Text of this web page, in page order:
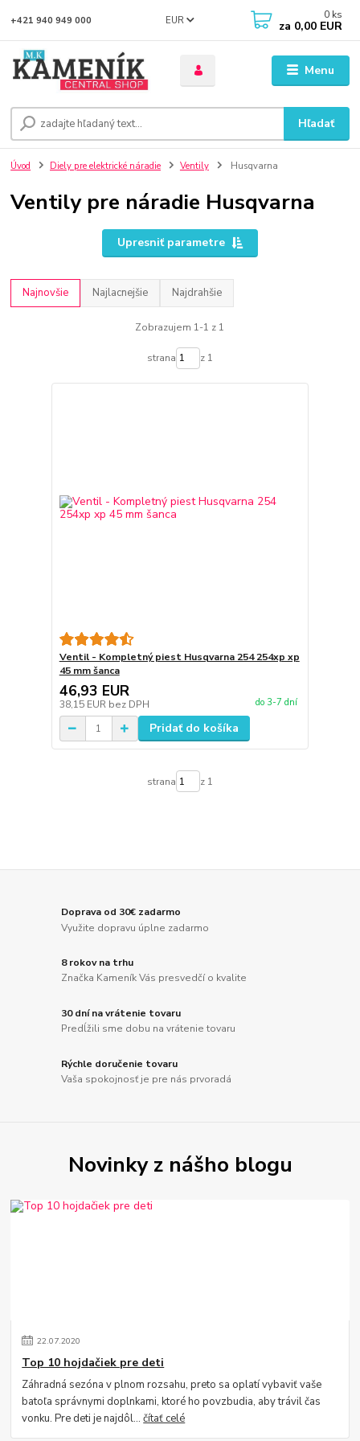
Menu
EUR
Hľadať
+421 940 949 000 0 ks
za 0,00 EUR
Úvod Diely pre elektrické náradie Ventily Husqvarna
Ventily pre náradie Husqvarna
Upresniť parametre
Najnovšie Najlacnejšie Najdrahšie
Zobrazujem 1-1 z 1
strana z 1
Ventil - Kompletný piest Husqvarna 254 254xp xp
45 mm šanca
46,93 EUR
38,15 EUR bez DPH do 3-7 dní
Pridať do košíka
strana z 1
Doprava od 30€ zadarmo
Využite dopravu úplne zadarmo
8 rokov na trhu
Značka Kameník Vás presvedčí o kvalite
30 dní na vrátenie tovaru
Predĺžili sme dobu na vrátenie tovaru
Rýchle doručenie tovaru
Vaša spokojnosť je pre nás prvoradá
Novinky z nášho blogu
22.07.2020
Top 10 hojdačiek pre deti
Záhradná sezóna v plnom rozsahu, preto sa oplatí vybaviť vaše
batoľa správnymi doplnkami, ktoré ho povzbudia, aby trávil čas
vonku. Pre deti je najdôl...čítať celé